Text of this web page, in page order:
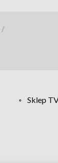
/
Sklep